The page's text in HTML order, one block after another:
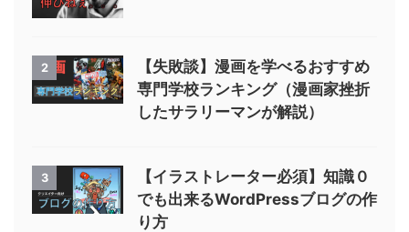
2
【失敗談】漫画を学べるおすすめ
専門学校ランキング（漫画家挫折
したサラリーマンが解説）
3
【イラストレーター必須】知識０
でも出来るWordPressブログの作
り方